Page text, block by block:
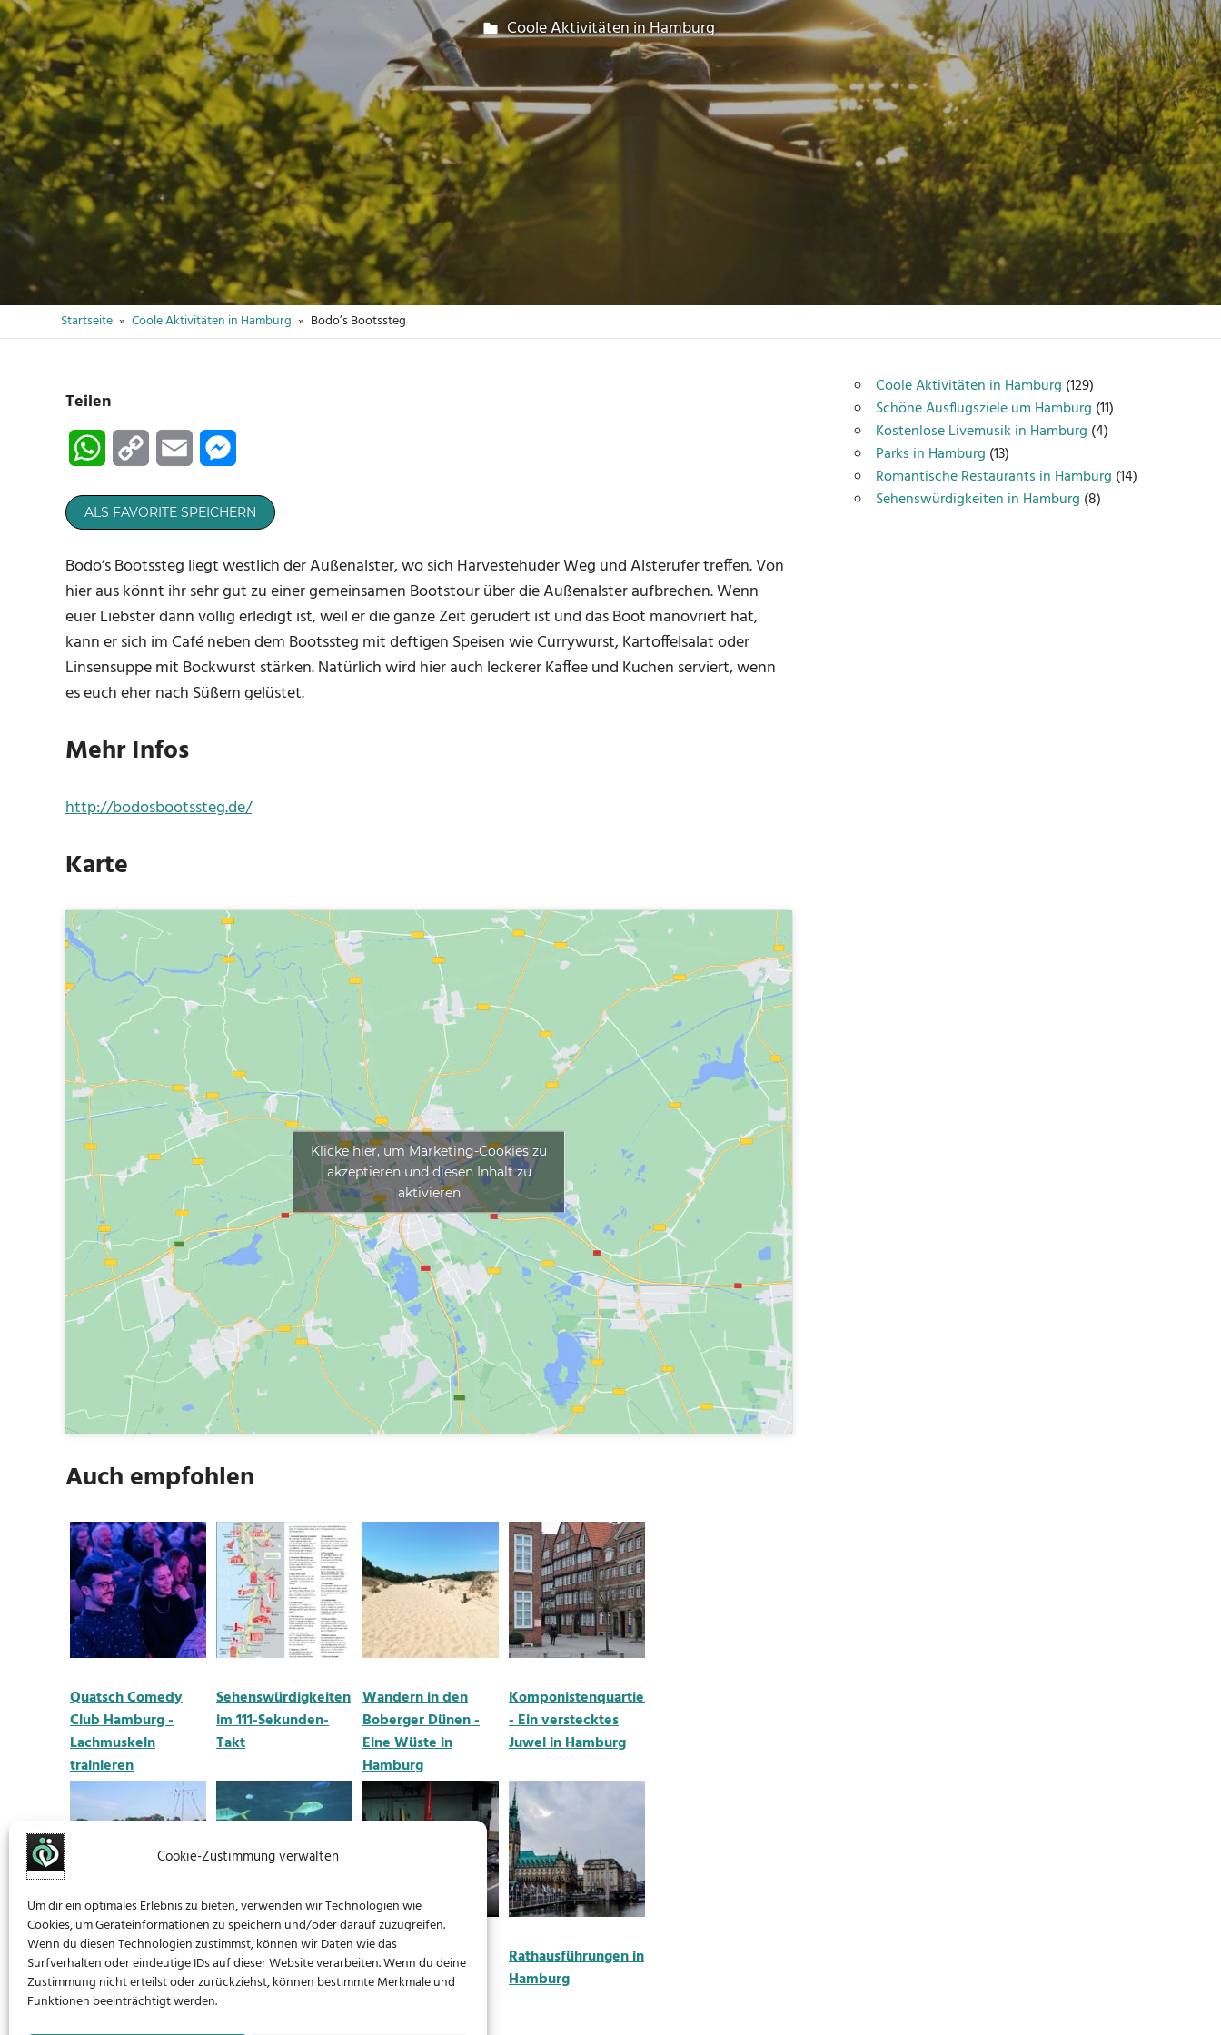
Cookie-Zustimmung verwalten
Um dir ein optimales Erlebnis zu bieten, verwenden wir Technologien wie
Cookies, um Geräteinformationen zu speichern und/oder darauf zuzugreifen.
Wenn du diesen Technologien zustimmst, können wir Daten wie das
Surfverhalten oder eindeutige IDs auf dieser Website verarbeiten. Wenn du deine
Zustimmung nicht erteilst oder zurückziehst, können bestimmte Merkmale und
Funktionen beeinträchtigt werden.
erf87
Coole Aktivitäten in Hamburg
Startseite Coole Aktivitäten in Hamburg Bodo’s Bootssteg
Teilen
WhatsAppCopy
Email
ALS FAVORITE SPEICHERN
Bodo’s Bootssteg liegt westlich der Außenalster, wo sich Harvestehuder Weg und Alsterufer treffen. Von
hier aus könnt ihr sehr gut zu einer gemeinsamen Bootstour über die Außenalster aufbrechen. Wenn
euer Liebster dann völlig erledigt ist, weil er die ganze Zeit gerudert ist und das Boot manövriert hat,
kann er sich im Café neben dem Bootssteg mit deftigen Speisen wie Currywurst, Kartoffelsalat oder
Linsensuppe mit Bockwurst stärken. Natürlich wird hier auch leckerer Kaffee und Kuchen serviert, wenn
es euch eher nach Süßem gelüstet.
Mehr Infos
http://bodosbootssteg.de/
Karte
Klicke hier, um Marketing-Cookies zu
akzeptieren und diesen Inhalt zu
aktivieren
Auch empfohlen
Quatsch Comedy
Club Hamburg -
Lachmuskeln
trainieren
Sehenswürdigkeiten
im 111-Sekunden-
Takt
Wandern in den
Boberger Dünen -
Eine Wüste in
Hamburg
Komponistenquartiers
- Ein verstecktes
Juwel in Hamburg
Willkomm-Höft
Hamburg - Begrüßt
die Schiffe
Aquarium Hamburg
- Entdeckt die
Artenvielfalt der
Gokart Hamburg -
Adrenalin pur
Rathausführungen in
Hamburg
Coole Aktivitäten in Hamburg (129)
Schöne Ausflugsziele um Hamburg (11)
Kostenlose Livemusik in Hamburg (4)
Parks in Hamburg (13)
Romantische Restaurants in Hamburg (14)
Sehenswürdigkeiten in Hamburg (8)